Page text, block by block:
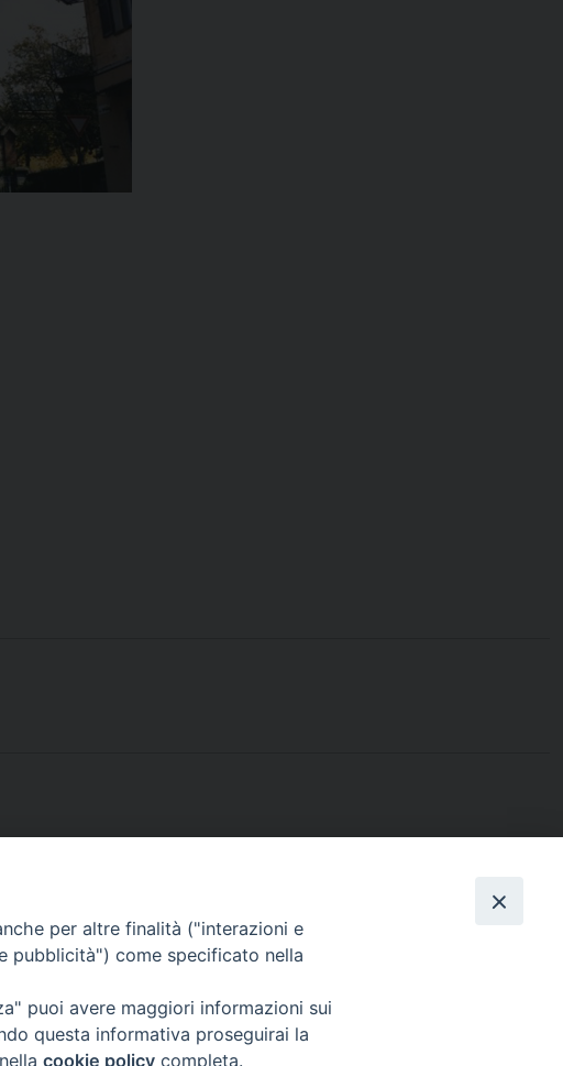
Orari e giorni di apertura:
Lunedì, Mercoledì e Venerdì: ore 9:15 – 11:30;
per altre finalità ("interazioni e
pubblicità") come specificato nella
puoi avere maggiori informazioni sui
questa informativa proseguirai la
cookie policy completa.